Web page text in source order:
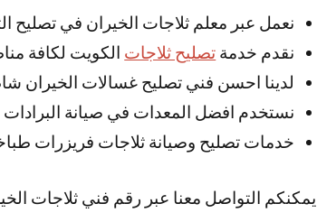
نعمل عبر معلم ثلاجات الخيران في تصليح
نقدم خدمة تصليح ثلاجات الكويت لكافة
لدينا احسن فني تصليح غسالات الخيران
نستخدم افضل المعدات في صيانة
خدمات تصليح وصيانة ثلاجات فريزرات
يمكنكم التواصل معنا عبر رقم فني ثلاجات الخيران ونقدم